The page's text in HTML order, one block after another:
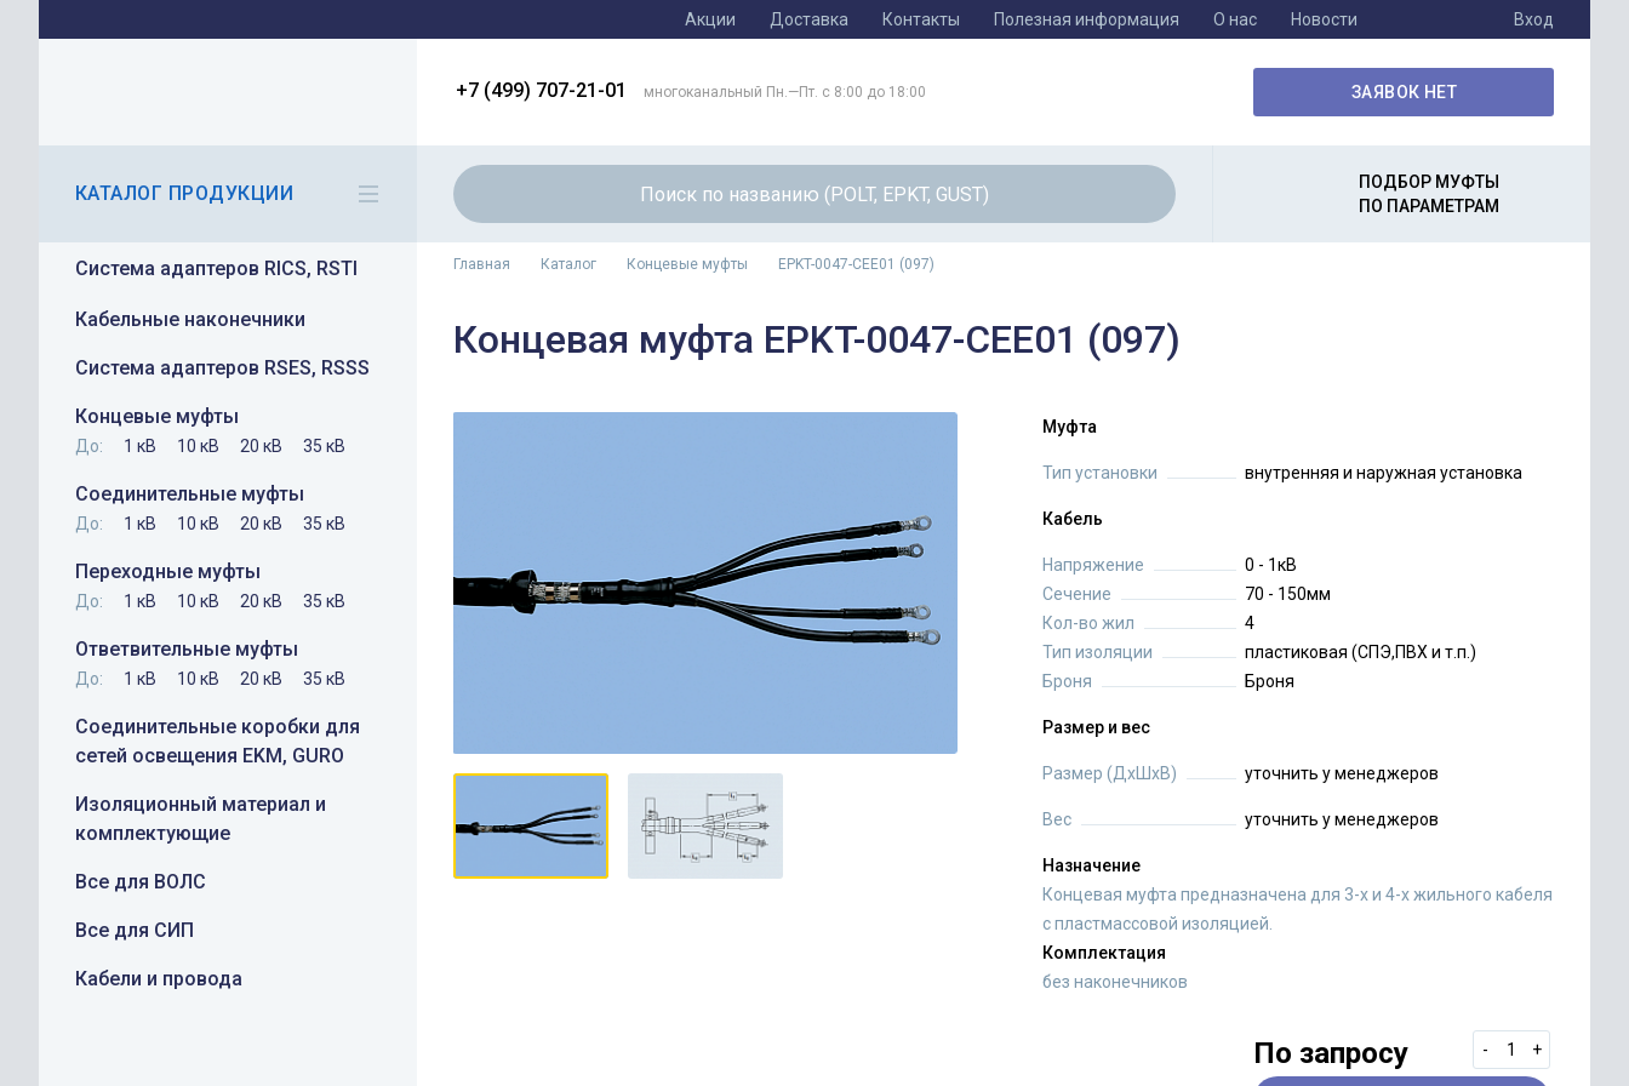
Акции Доставка Контакты Полезная информация О нас Новости Вход
+7 (499) 707-21-01 многоканальный Пн.—Пт. с 8:00 до 18:00 ЗАЯВОК НЕТ
КАТАЛОГ ПРОДУКЦИИ
Система адаптеров RICS, RSTI
Кабельные наконечники
Система адаптеров RSES, RSSS
Концевые муфты
До: 1 кВ 10 кВ 20 кВ 35 кВ
Соединительные муфты
До: 1 кВ 10 кВ 20 кВ 35 кВ
Переходные муфты
До: 1 кВ 10 кВ 20 кВ 35 кВ
Ответвительные муфты
До: 1 кВ 10 кВ 20 кВ 35 кВ
Соединительные коробки для
сетей освещения EKM, GURO
Изоляционный материал и
комплектующие
Все для ВОЛС
Все для СИП
Кабели и провода
ПОДБОР МУФТЫ
ПО ПАРАМЕТРАМ
Главная Каталог Концевые муфты EPKT-0047-CEE01 (097)
Концевая муфта EPKT-0047-CEE01 (097)
Муфта
Тип установки внутренняя и наружная установка
Кабель
Напряжение
0 - 1кВ
Сечение
70 - 150мм
Кол-во жил
4
Тип изоляции
пластиковая (СПЭ,ПВХ и т.п.)
Броня
Броня
Размер и вес
Размер (ДхШхВ) уточнить у менеджеров
Вес уточнить у менеджеров
Назначение
Концевая муфта предназначена для 3-х и 4-х жильного кабеля
с пластмассовой изоляцией.
Комплектация
без наконечников
- +
По запросу